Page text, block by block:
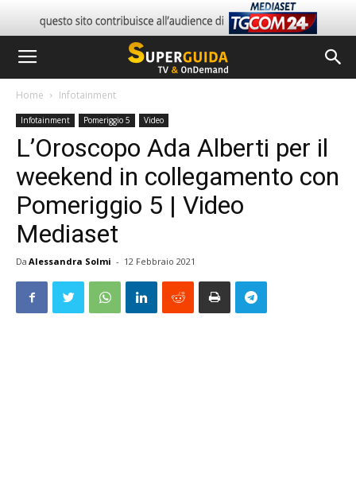
Home Infotainment
Infotainment Pomeriggio 5 Video
L’Oroscopo Ada Alberti per il
weekend in collegamento con
Pomeriggio 5 | Video
Mediaset
Da Alessandra Solmi - 12 Febbraio 2021